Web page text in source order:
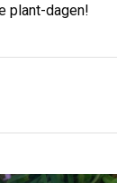
plant-dagen!